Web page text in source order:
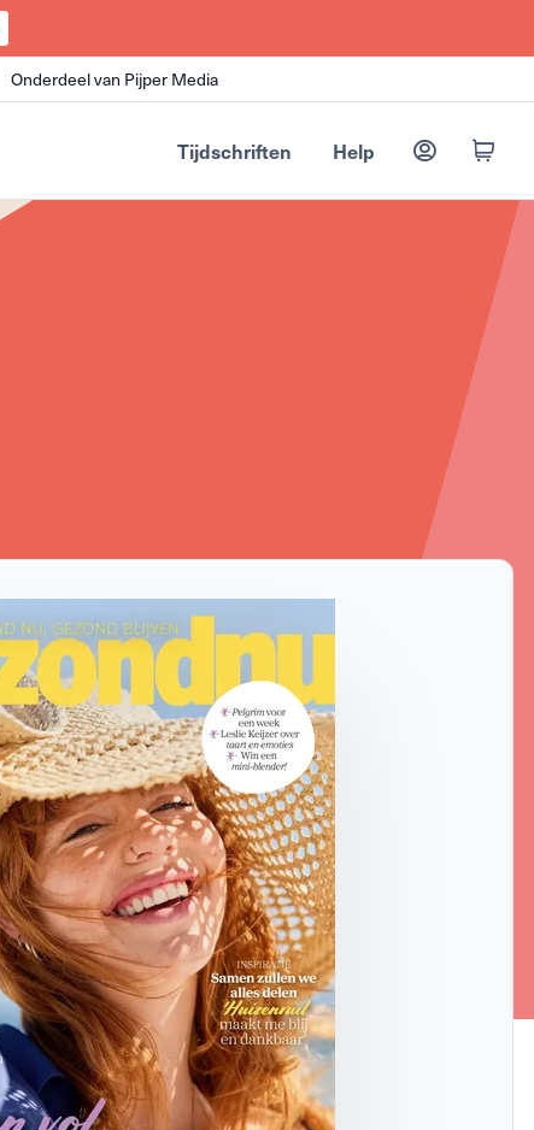
Onderdeel van Pijper Media
Tijdschriften Help